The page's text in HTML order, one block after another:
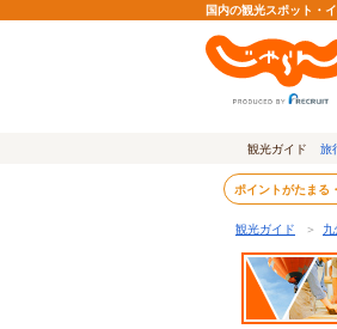
国内の観光スポット・
観光ガイド 旅
ポイントがたまる
観光ガイド ＞